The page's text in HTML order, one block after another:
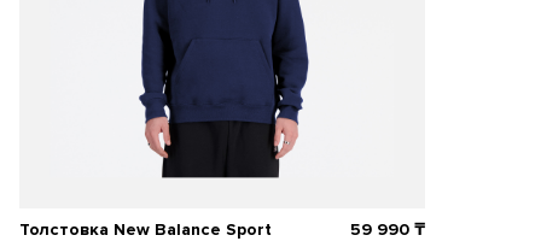
Толстовка New Balance Sport
59 990₸